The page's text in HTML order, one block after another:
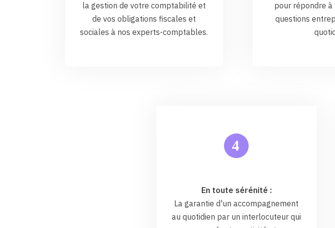
la gestion de votre comptabilité et
de vos obligations fiscales et
sociales à nos experts-comptables.
pour répondre
questions
4
En toute sérénité :
La garantie d'un accompagnement
au quotidien par un interlocuteur qui